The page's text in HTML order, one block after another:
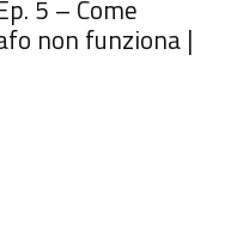
5 – Come
non funziona |